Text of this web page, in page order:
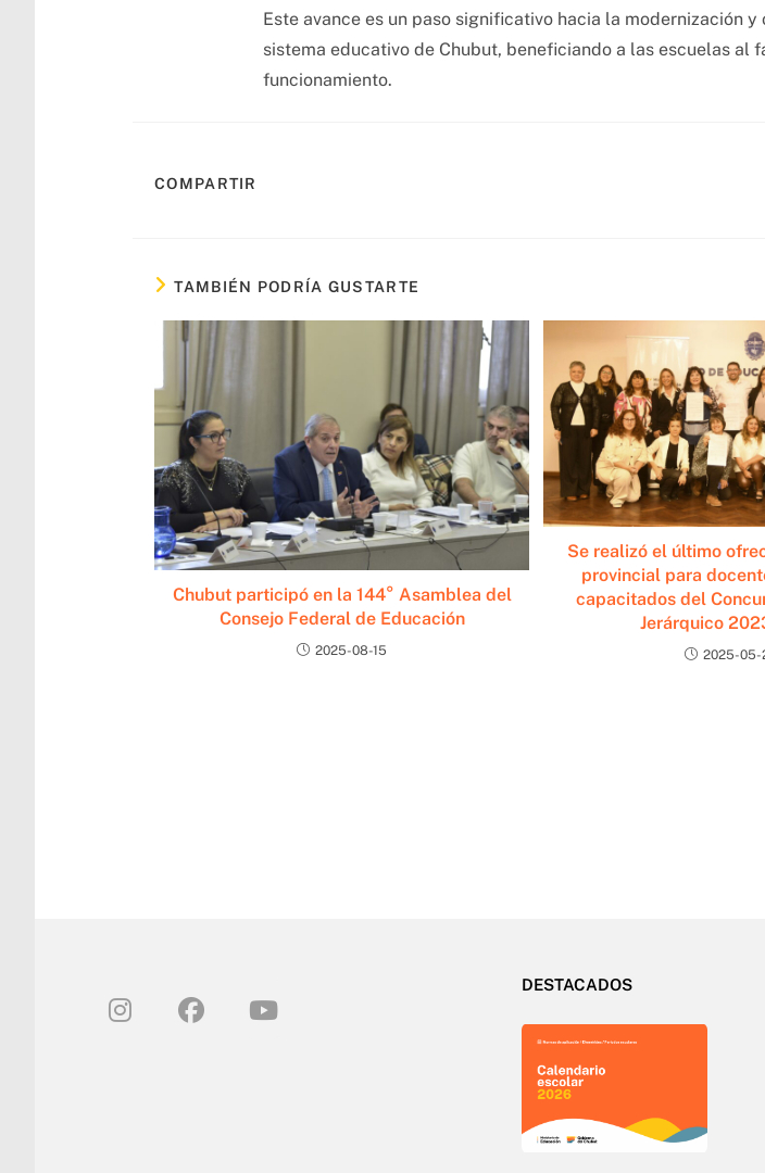
Este avance es un paso significativo hacia la modernización
sistema educativo de Chubut, beneficiando a las escuelas al
funcionamiento.
COMPARTIR
TAMBIÉN PODRÍA GUSTARTE
Chubut participó en la 144° Asamblea del
Consejo Federal de Educación
2025-08-15
Se realizó el último
provincial para
capacitados del
Jerárquico
2025-05-
DESTACADOS